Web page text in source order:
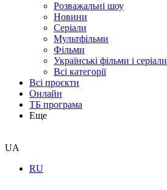
Розважальні шоу
Новини
Серіали
Мультфільми
Фільми
Українські фільми і серіали
Всі категорії
Всі проєкти
Онлайн
ТБ програма
Еще
UA
RU